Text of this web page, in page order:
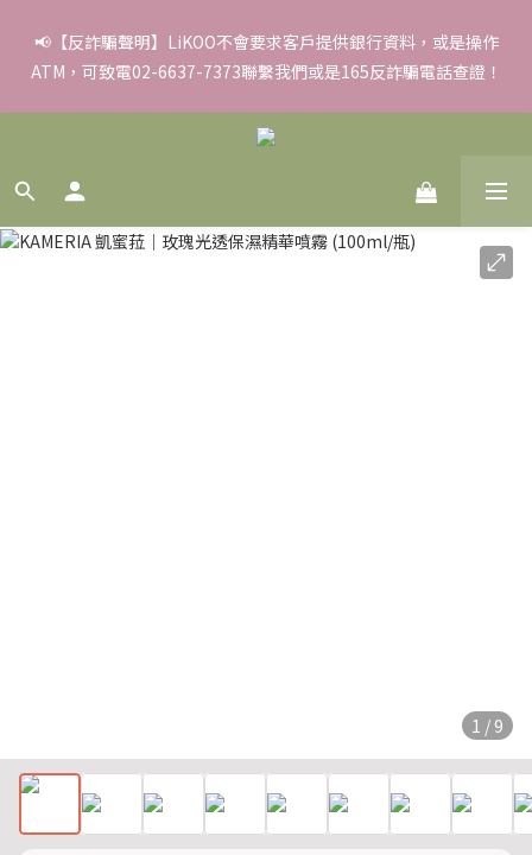
✨滿額好禮 ➊滿９９９贈▸彈力保濕面膜/盒 ➋滿１８８８贈▸蒸氣
熱敷眼罩/盒 ❸滿３３８８贈▸積雪草柔敏舒緩水凝霜EX/瓶
📢【反詐騙聲明】LiKOO不會要求客戶提供銀行資料，或是操作
ATM，可致電02-6637-7373聯繫我們或是165反詐騙電話查證！
✨滿額好禮 ➊滿９９９贈▸彈力保濕面膜/盒 ➋滿１８８８贈▸蒸氣
熱敷眼罩/盒 ❸滿３３８８贈▸積雪草柔敏舒緩水凝霜EX/瓶
1 / 9